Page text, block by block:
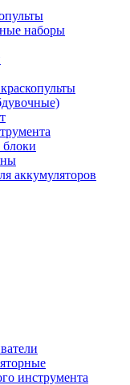
наборы
аккумуляторов
инструмента